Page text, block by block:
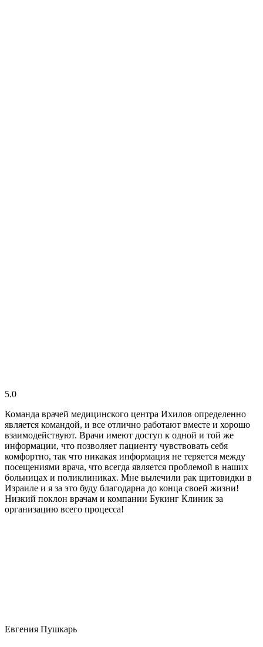
5.0
Команда врачей медицинского центра Ихилов определенно
является командой, и все отлично работают вместе и хорошо
взаимодействуют. Врачи имеют доступ к одной и той же
информации, что позволяет пациенту чувствовать себя
комфортно, так что никакая информация не теряется между
посещениями врача, что всегда является проблемой в наших
больницах и поликлиниках. Мне вылечили рак щитовидки в
Израиле и я за это буду благодарна до конца своей жизни!
Низкий поклон врачам и компании Букинг Клиник за
организацию всего процесса!
Евгения Пушкарь